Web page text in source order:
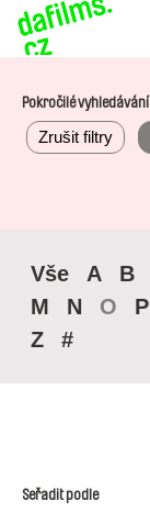
Pokročilé vyhledávání
Zrušit filtry
Vše A B
M
N O P
Z
#
Seřadit podle